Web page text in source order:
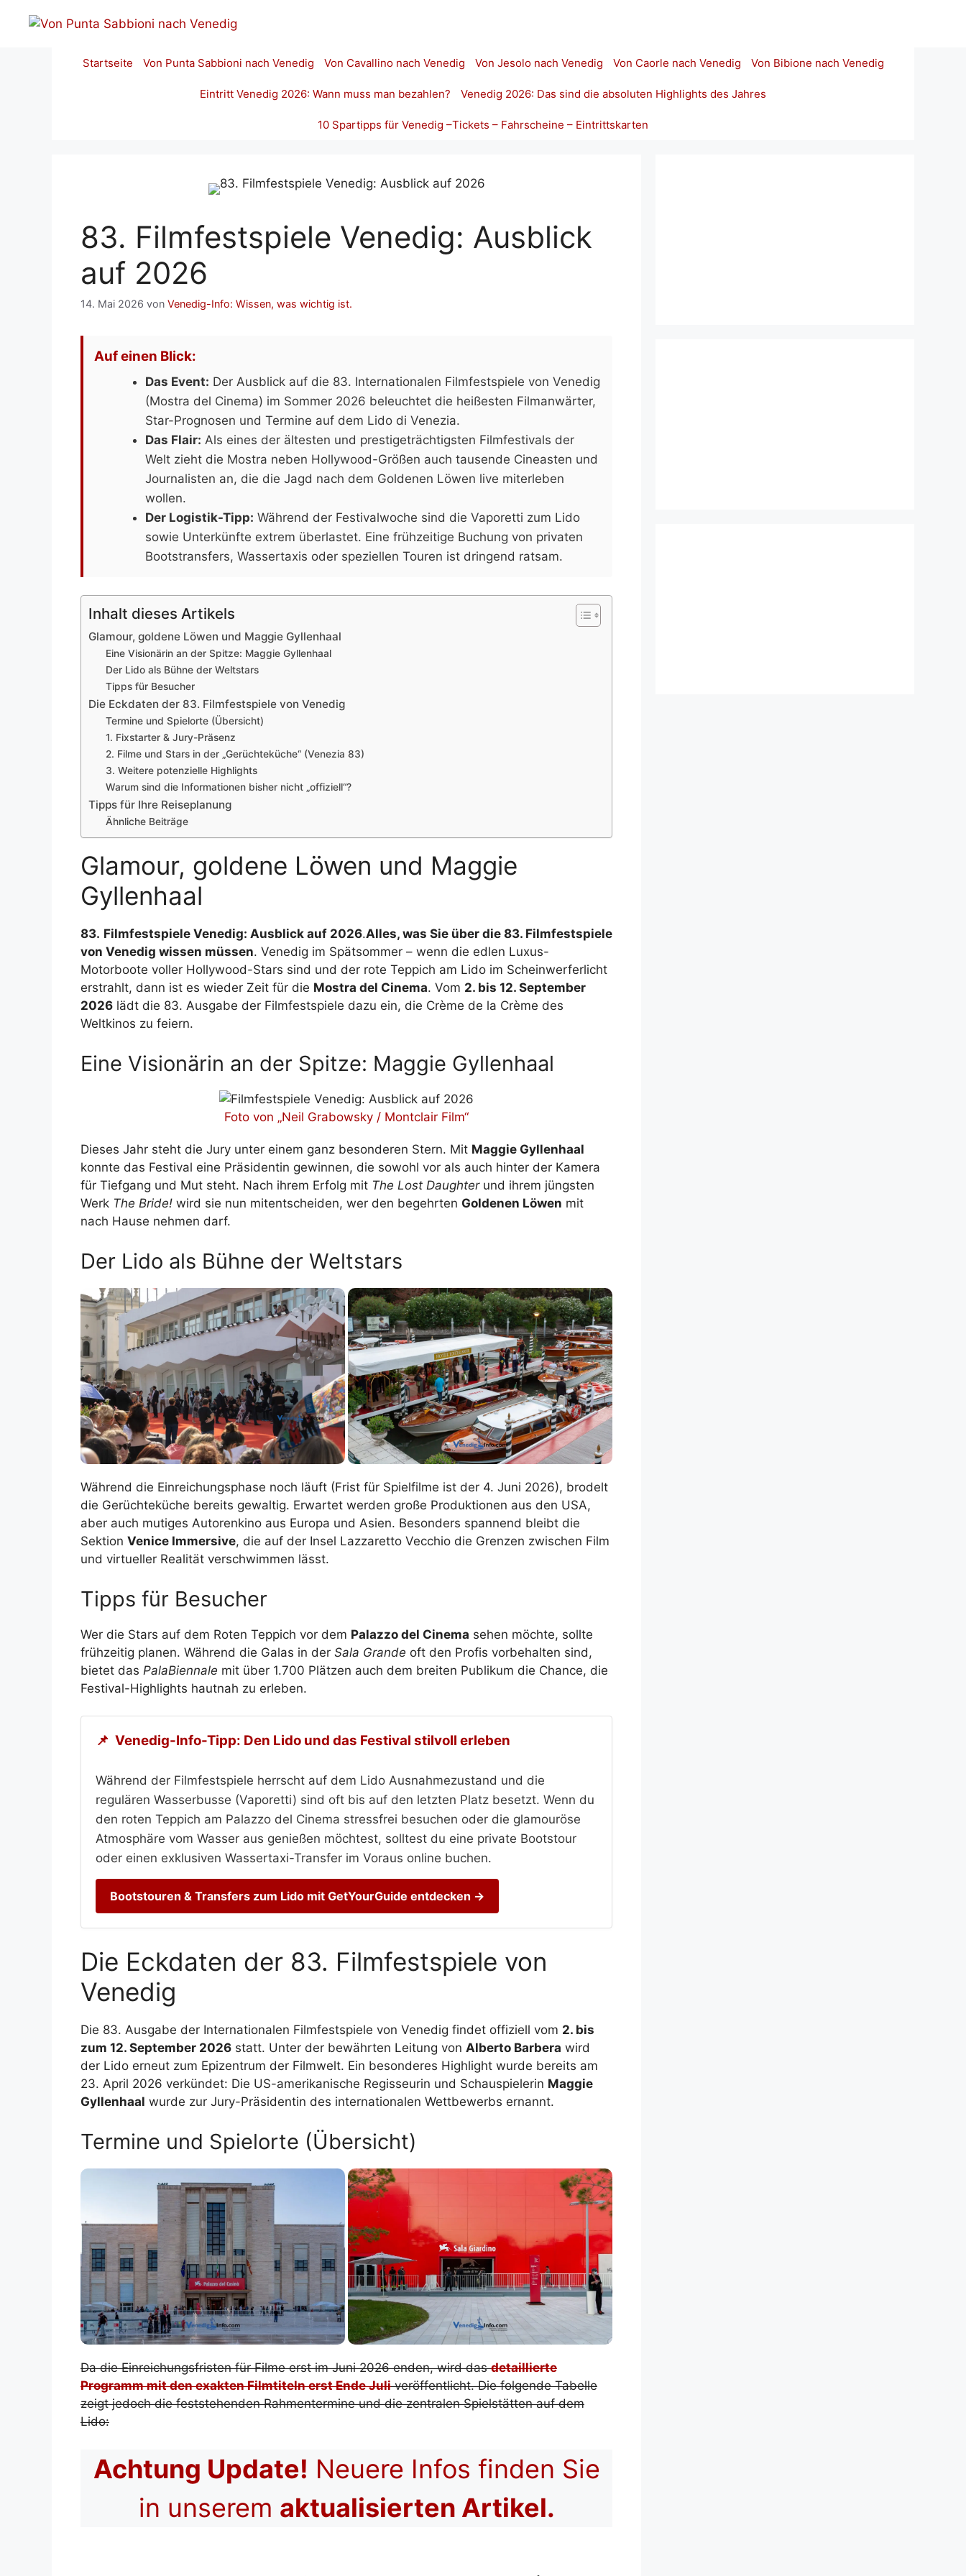
Inhalt
Startseite Von Punta Sabbioni nach Venedig Von Cavallino nach Venedig Von Jesolo nach Venedig Von Caorle nach Venedig Von Bibione nach Venedig
Eintritt Venedig 2026: Wann muss man bezahlen? Venedig 2026: Das sind die absoluten Highlights des Jahres
10 Spartipps für Venedig –Tickets – Fahrscheine – Eintrittskarten
83. Filmfestspiele Venedig: Ausblick
auf 2026
14. Mai 2026 von Venedig-Info: Wissen, was wichtig ist.
Auf einen Blick:
Das Event: Der Ausblick auf die 83. Internationalen Filmfestspiele von Venedig
(Mostra del Cinema) im Sommer 2026 beleuchtet die heißesten Filmanwärter,
Star-Prognosen und Termine auf dem Lido di Venezia.
Das Flair: Als eines der ältesten und prestigeträchtigsten Filmfestivals der
Welt zieht die Mostra neben Hollywood-Größen auch tausende Cineasten und
Journalisten an, die die Jagd nach dem Goldenen Löwen live miterleben
wollen.
Der Logistik-Tipp: Während der Festivalwoche sind die Vaporetti zum Lido
sowie Unterkünfte extrem überlastet. Eine frühzeitige Buchung von privaten
Bootstransfers, Wassertaxis oder speziellen Touren ist dringend ratsam.
Inhalt dieses Artikels
Glamour, goldene Löwen und Maggie Gyllenhaal
Eine Visionärin an der Spitze: Maggie Gyllenhaal
Der Lido als Bühne der Weltstars
Tipps für Besucher
Die Eckdaten der 83. Filmfestspiele von Venedig
Termine und Spielorte (Übersicht)
1. Fixstarter & Jury-Präsenz
2. Filme und Stars in der „Gerüchteküche“ (Venezia 83)
3. Weitere potenzielle Highlights
Warum sind die Informationen bisher nicht „offiziell“?
Tipps für Ihre Reiseplanung
Ähnliche Beiträge
Glamour, goldene Löwen und Maggie
Gyllenhaal
83. Filmfestspiele Venedig: Ausblick auf 2026.Alles, was Sie über die 83. Filmfestspiele
von Venedig wissen müssen. Venedig im Spätsommer – wenn die edlen Luxus-
Motorboote voller Hollywood-Stars sind und der rote Teppich am Lido im Scheinwerferlicht
erstrahlt, dann ist es wieder Zeit für die Mostra del Cinema. Vom 2. bis 12. September
2026 lädt die 83. Ausgabe der Filmfestspiele dazu ein, die Crème de la Crème des
Weltkinos zu feiern.
Eine Visionärin an der Spitze: Maggie Gyllenhaal
Foto von „Neil Grabowsky / Montclair Film“
Dieses Jahr steht die Jury unter einem ganz besonderen Stern. Mit Maggie Gyllenhaal
konnte das Festival eine Präsidentin gewinnen, die sowohl vor als auch hinter der Kamera
für Tiefgang und Mut steht. Nach ihrem Erfolg mit The Lost Daughterund ihrem jüngsten
Werk The Bride! wird sie nun mitentscheiden, wer den begehrten Goldenen Löwen mit
nach Hause nehmen darf.
Der Lido als Bühne der Weltstars
Während die Einreichungsphase noch läuft (Frist für Spielfilme ist der 4. Juni 2026), brodelt
die Gerüchteküche bereits gewaltig. Erwartet werden große Produktionen aus den USA,
aber auch mutiges Autorenkino aus Europa und Asien. Besonders spannend bleibt die
Sektion Venice Immersive, die auf der Insel Lazzaretto Vecchio die Grenzen zwischen Film
und virtueller Realität verschwimmen lässt.
Tipps für Besucher
Wer die Stars auf dem Roten Teppich vor dem Palazzo del Cinema sehen möchte, sollte
frühzeitig planen. Während die Galas in der Sala Grande oft den Profis vorbehalten sind,
bietet das PalaBiennale mit über 1.700 Plätzen auch dem breiten Publikum die Chance, die
Festival-Highlights hautnah zu erleben.
📌 Venedig-Info-Tipp: Den Lido und das Festival stilvoll erleben
Während der Filmfestspiele herrscht auf dem Lido Ausnahmezustand und die
regulären Wasserbusse (Vaporetti) sind oft bis auf den letzten Platz besetzt. Wenn du
den roten Teppich am Palazzo del Cinema stressfrei besuchen oder die glamouröse
Atmosphäre vom Wasser aus genießen möchtest, solltest du eine private Bootstour
oder einen exklusiven Wassertaxi-Transfer im Voraus online buchen.
Bootstouren & Transfers zum Lido mit GetYourGuide entdecken →
Die Eckdaten der 83. Filmfestspiele von
Venedig
Die 83. Ausgabe der Internationalen Filmfestspiele von Venedig findet offiziell vom 2. bis
zum 12. September 2026 statt. Unter der bewährten Leitung von Alberto Barbera wird
der Lido erneut zum Epizentrum der Filmwelt. Ein besonderes Highlight wurde bereits am
23. April 2026 verkündet: Die US-amerikanische Regisseurin und Schauspielerin Maggie
Gyllenhaal wurde zur Jury-Präsidentin des internationalen Wettbewerbs ernannt.
Termine und Spielorte (Übersicht)
Da die Einreichungsfristen für Filme erst im Juni 2026 enden, wird dasdetaillierte
Programm mit den exakten Filmtiteln erst Ende Juliveröffentlicht. Die folgende Tabelle
zeigt jedoch die feststehenden Rahmentermine und die zentralen Spielstätten auf dem
Lido:
Achtung Update! Neuere Infos finden Sie
in unserem aktualisierten Artikel.